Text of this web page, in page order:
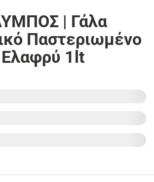
| Γάλα
Παστεριωμένο
Ελαφρύ 1lt